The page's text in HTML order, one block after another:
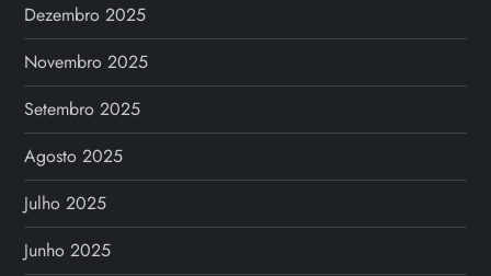
Dezembro 2025
Novembro 2025
Setembro 2025
Agosto 2025
Julho 2025
Junho 2025